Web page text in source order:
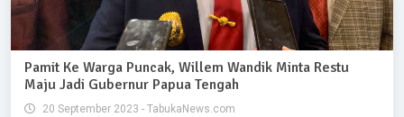
Pamit Ke Warga Puncak, Willem Wandik Minta Restu
Maju Jadi Gubernur Papua Tengah
20 September 2023 - TabukaNews.com